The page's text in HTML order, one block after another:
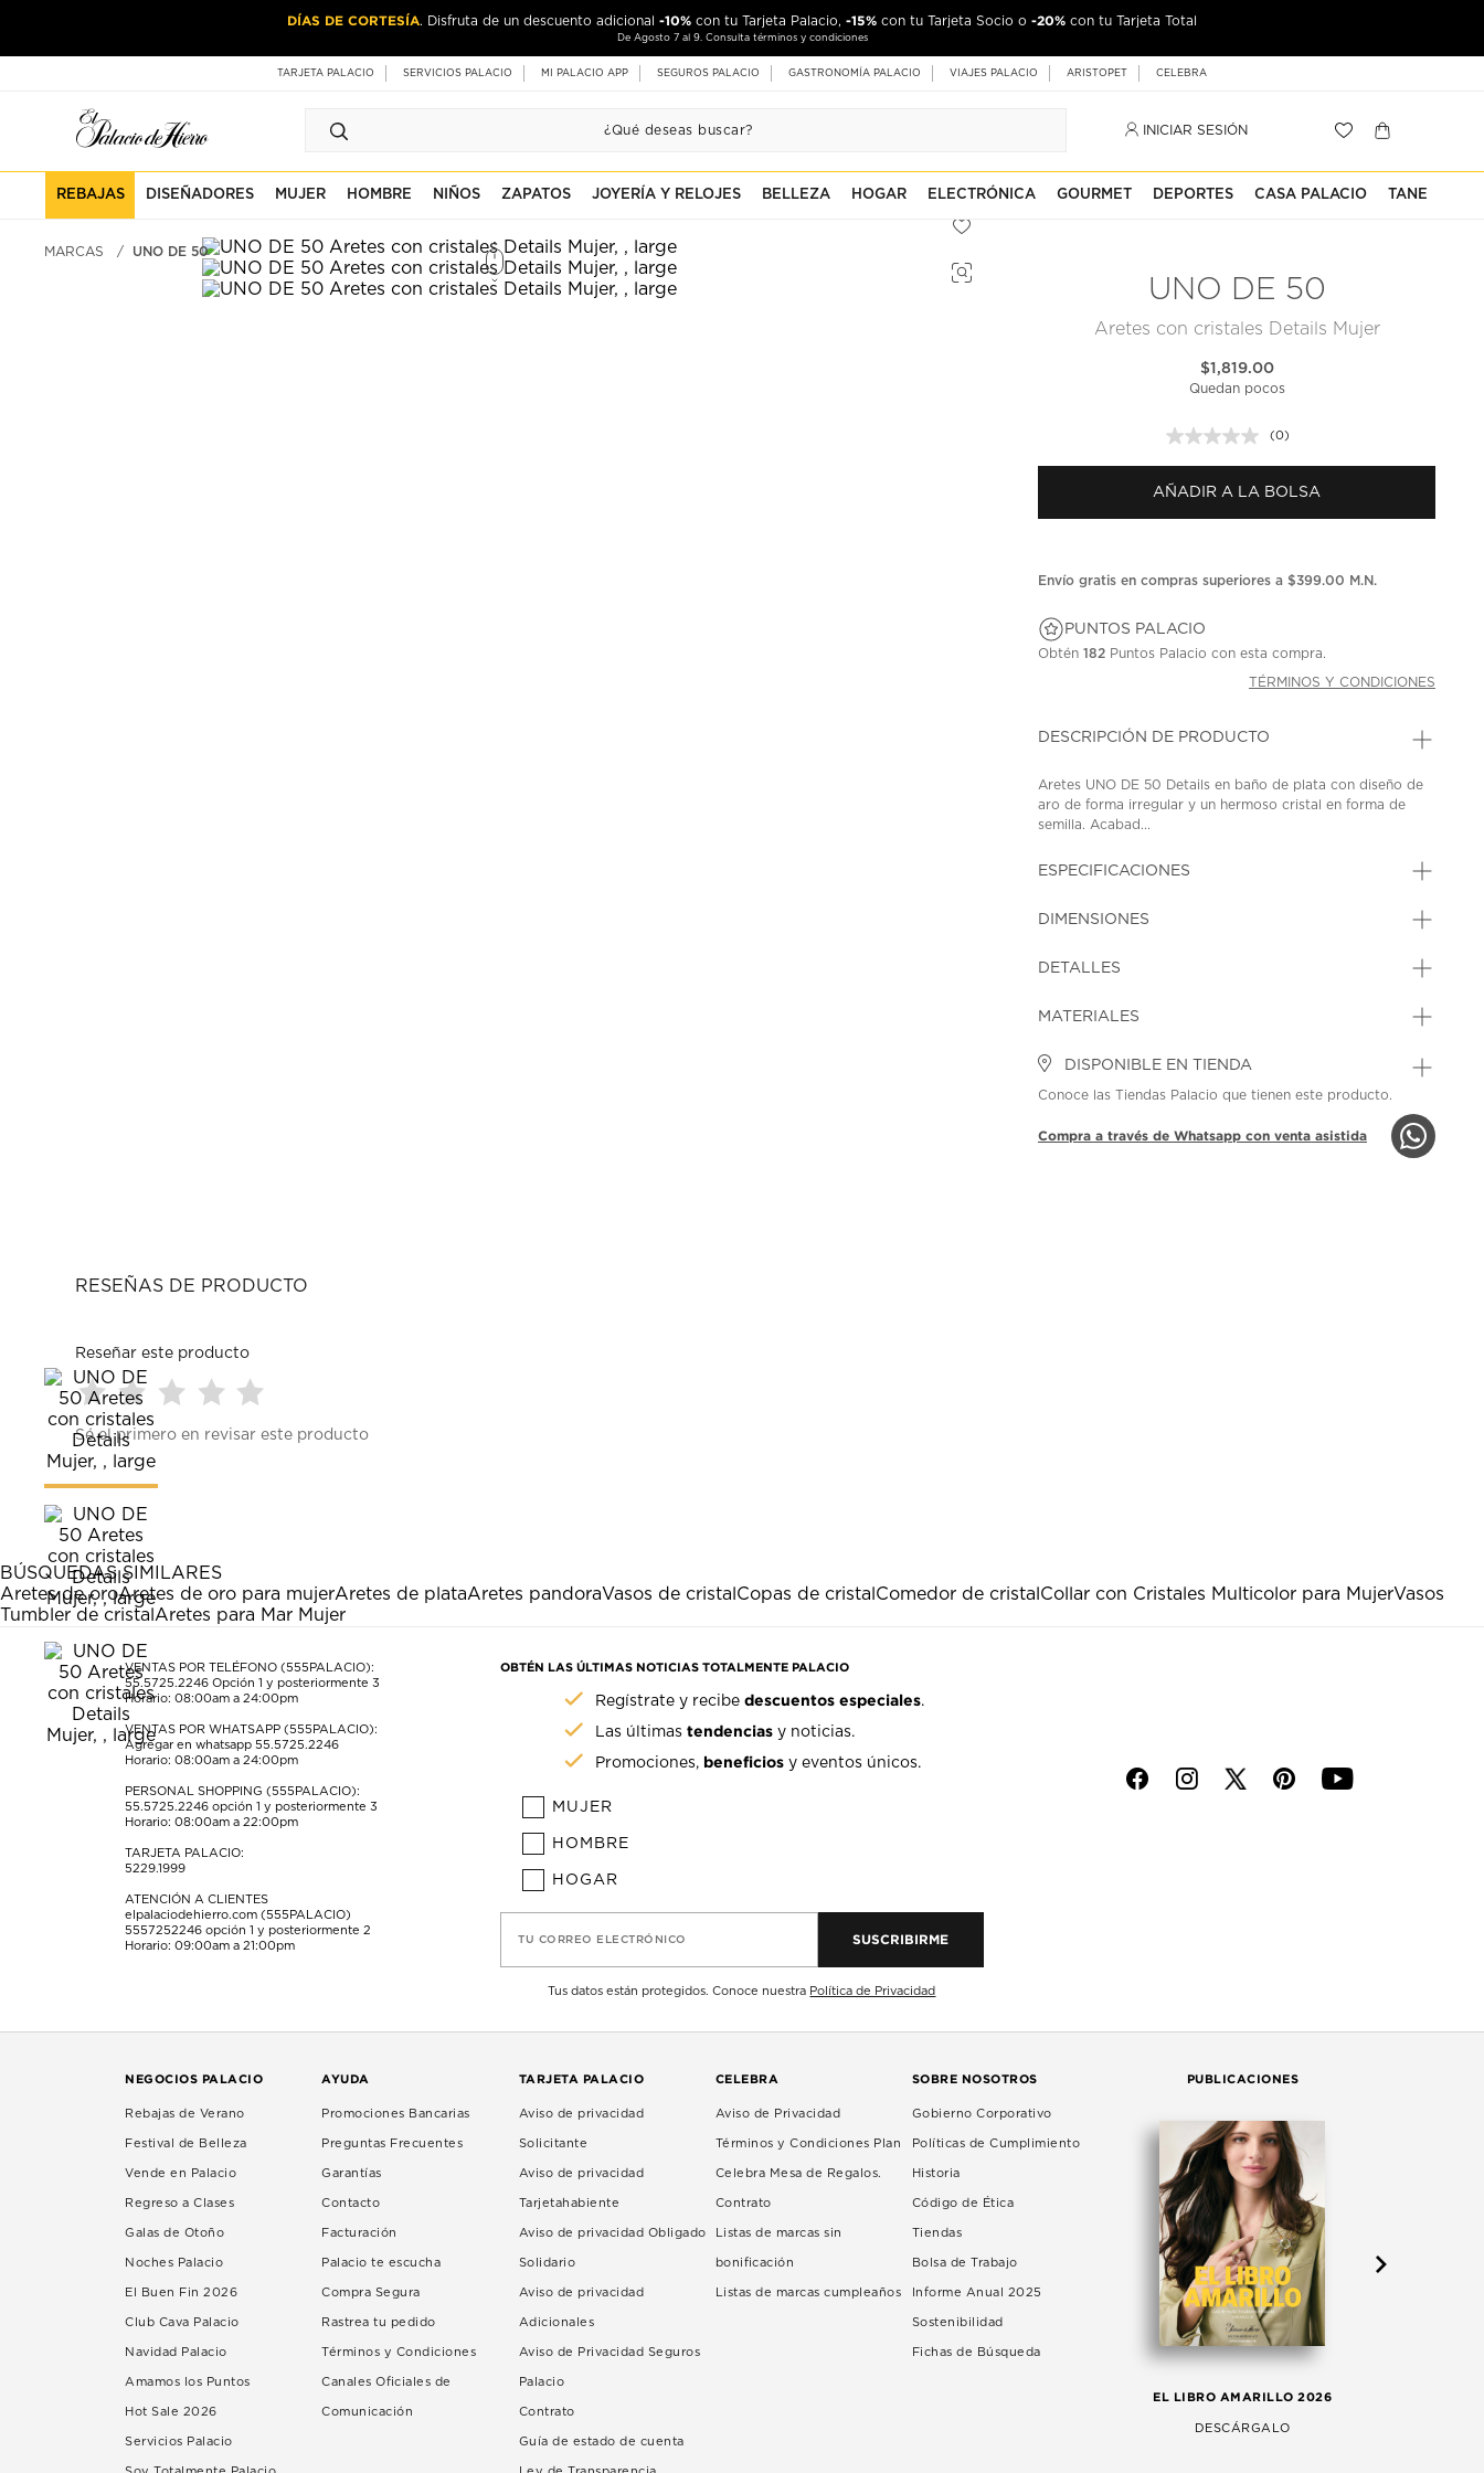
DÍAS DE CORTESÍA. Disfruta de un descuento adicional -10% con tu Tarjeta Palacio, -15% con tu Tarjeta Socio o -20% con tu Tarjeta Total
De Agosto 7 al 9. Consulta términos y condiciones
TARJETA PALACIO SERVICIOS PALACIO MI PALACIO APP SEGUROS PALACIO GASTRONOMÍA PALACIO VIAJES PALACIO ARISTOPET CELEBRA
INICIAR SESIÓN
REBAJAS DISEÑADORES MUJER HOMBRE NIÑOS ZAPATOS JOYERÍA Y RELOJES BELLEZA HOGAR ELECTRÓNICA GOURMET DEPORTES CASA PALACIO TANE
MARCAS UNO DE 50
UNO DE 50
Aretes con cristales Details Mujer
$1,819.00
Quedan pocos
Sin
puntuación.
en
la
(0)
AÑADIR A LA BOLSA
Envío gratis en compras superiores a $399.00 M.N.
PUNTOS PALACIO
Obtén182 Puntos Palacio con esta compra.
TÉRMINOS Y CONDICIONES
DESCRIPCIÓN DE PRODUCTO
Aretes UNO DE 50 Details en baño de plata con diseño de
aro de forma irregular y un hermoso cristal en forma de
semilla. Acabad...
ESPECIFICACIONES
DIMENSIONES
DETALLES
MATERIALES
DISPONIBLE EN TIENDA
Conoce las Tiendas Palacio que tienen este producto.
Compra a través de Whatsapp con venta asistida
RESEÑAS DE PRODUCTO
Reseñar este producto
Seleccionar
para
calificar
el
con
1
estrella
Esta
acción
abrirá
el
formulario
de
envío.
Seleccionar
para
calificar
el
con
2
estrellas.
Esta
acción
abrirá
el
formulario
de
envío.
para
calificar
el
estrellas.
Esta
acción
abrirá
formulario
de
para
estrellas.
Esta
acción
abrirá
formulario
de
para
acción
abrirá
formulario
de
envío.
Sé el primero en revisar este producto
BÚSQUEDAS SIMILARES
Aretes de oroAretes de oro para mujerAretes de plataAretes pandoraVasos de cristal Copas de cristal Comedor de cristal Collar con Cristales Multicolor para MujerVasos
Tumbler de cristal Aretes para Mar Mujer
VENTAS POR TELÉFONO (555PALACIO):
55.5725.2246 Opción 1 y posteriormente 3
Horario: 08:00am a 24:00pm
VENTAS POR WHATSAPP (555PALACIO):
Agregar en whatsapp 55.5725.2246
Horario: 08:00am a 24:00pm
PERSONAL SHOPPING (555PALACIO):
55.5725.2246 opción 1 y posteriormente 3
Horario: 08:00am a 22:00pm
TARJETA PALACIO:
5229.1999
ATENCIÓN A CLIENTES
elpalaciodehierro.com (555PALACIO)
5557252246 opción 1 y posteriormente 2
Horario: 09:00am a 21:00pm
OBTÉN LAS ÚLTIMAS NOTICIAS TOTALMENTE PALACIO
Regístrate y recibedescuentos especiales.
Las últimastendencias y noticias.
Promociones, beneficios y eventos únicos.
MUJER
HOMBRE
HOGAR
TU CORREO ELECTRÓNICO SUSCRIBIRME
Tus datos están protegidos. Conoce nuestra Política de Privacidad
f i p y
NEGOCIOS PALACIO
Rebajas de Verano
Festival de Belleza
Vende en Palacio
Regreso a Clases
Galas de Otoño
Noches Palacio
El Buen Fin 2026
Club Cava Palacio
Navidad Palacio
Amamos los Puntos
Hot Sale 2026
Servicios Palacio
AYUDA
Promociones Bancarias
Preguntas Frecuentes
Garantías
Contacto
Facturación
Palacio te escucha
Compra Segura
Rastrea tu pedido
Términos y Condiciones
Canales Oficiales de
Comunicación
TARJETA PALACIO
Aviso de privacidad
Solicitante
Aviso de privacidad
Tarjetahabiente
Aviso de privacidad Obligado
Solidario
Aviso de privacidad
Adicionales
Aviso de Privacidad Seguros
Palacio
Contrato
Guía de estado de cuenta
CELEBRA
Aviso de Privacidad
Términos y Condiciones Plan
Celebra Mesa de Regalos.
Contrato
Listas de marcas sin
bonificación
Listas de marcas cumpleaños
SOBRE NOSOTROS
Gobierno Corporativo
Políticas de Cumplimiento
Historia
Código de Ética
Tiendas
Bolsa de Trabajo
Informe Anual 2025
Sostenibilidad
Fichas de Búsqueda
PUBLICACIONES
EL LIBRO AMARILLO 2026
DESCÁRGALO